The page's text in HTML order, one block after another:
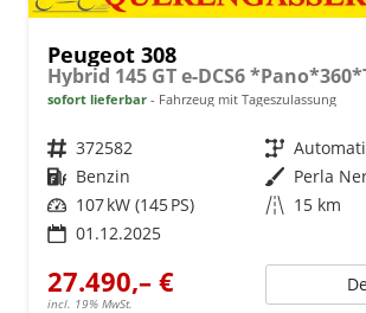
Peugeot 308
sofort lieferbar Fahrzeug mit Tageszulassung
Fahrzeugnr. 372582 Getriebe
Kraftstoff Benzin Außenfarbe Perla
Leistung 107 kW (145 PS) Kilometerstand 15 km
01.12.2025
27.490,– €
incl. 19% MwSt.